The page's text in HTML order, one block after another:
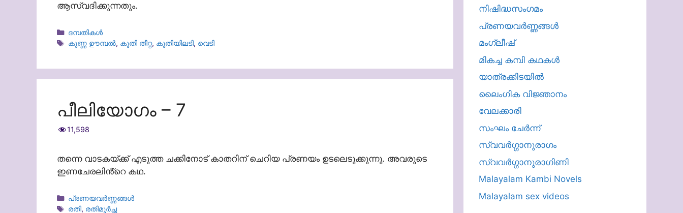
ആസ്വദിക്കുന്നതും.
Categories
ദമ്പതികള്‍
Tags
കുണ്ണ ഊമ്പൽ, കൂതി തീറ്റ, കൂതിയിലടി, വെടി
പീലിയോഗം – 7
11,598
തന്നെ വാടകയ്ക്ക് എടുത്ത ചക്കിനോട് കാതറിന് ചെറിയ പ്രണയം ഉടലെടുക്കുന്നു. അവരുടെ
ഇണചേരലിൻ്റെ കഥ.
Categories
പ്രണയവർണ്ണങ്ങൾ
Tags
രതി, രതിമൂര്‍ച്ഛ
നിഷിദ്ധസംഗമം
പ്രണയവർണ്ണങ്ങൾ
മംഗ്ലീഷ്
മികച്ച കമ്പി കഥകൾ
യാത്രക്കിടയില്‍
ലൈംഗിക വിജ്ഞാനം
വേലക്കാരി
സംഘം ചേർന്ന്
സ്വവർഗ്ഗാനുരാഗം
സ്വവർഗ്ഗാനുരാഗിണി
Malayalam Kambi Novels
Malayalam sex videos